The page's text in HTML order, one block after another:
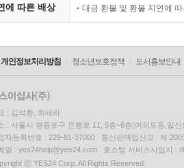
연신학의 네 가지 용도
신학의 세 가지 악용
교의 구분
에 따른 배상 대금 환불 및 환불 지연에
개인정보처리방침 청소년보호정책 도서홍보안내
: 김석환, 최세라
: 서울시 영등포구 은행로 11, 5층~6층(여의도동,일신
자등록번호 : 229-81-37000 통신판매업신고 : 제
일 : yes24help@yes24.com 호스팅 서비스사업자 :
ⓒ YES24 Corp. All Rights Reserved.